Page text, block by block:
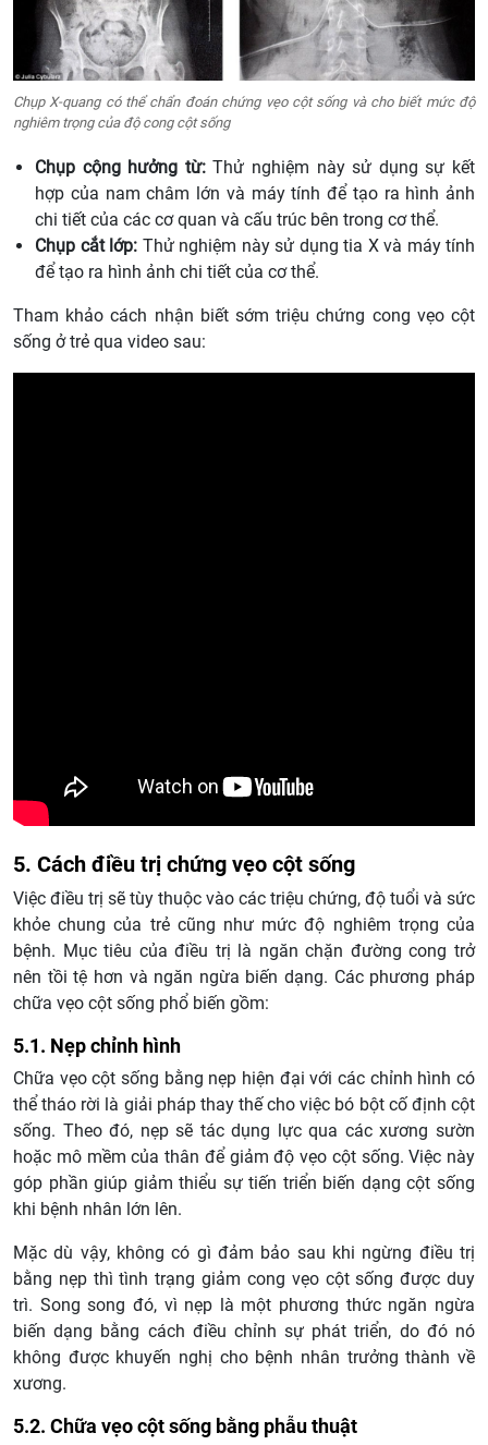
Chụp X-quang có thể chẩn đoán chứng vẹo cột sống và cho biết mức độ
nghiêm trọng của độ cong cột sống
Chụp cộng hưởng từ:Thử nghiệm này sử dụng sự kết
hợp của nam châm lớn và máy tính để tạo ra hình ảnh
chi tiết của các cơ quan và cấu trúc bên trong cơ thể.
Chụp cắt lớp: Thử nghiệm này sử dụng tia X và máy tính
để tạo ra hình ảnh chi tiết của cơ thể.
Tham khảo cách nhận biết sớm triệu chứng cong vẹo cột
sống ở trẻ qua video sau:
5. Cách điều trị chứng vẹo cột sống
Việc điều trị sẽ tùy thuộc vào các triệu chứng, độ tuổi và sức
khỏe chung của trẻ cũng như mức độ nghiêm trọng của
bệnh. Mục tiêu của điều trị là ngăn chặn đường cong trở
nên tồi tệ hơn và ngăn ngừa biến dạng. Các phương pháp
chữa vẹo cột sống phổ biến gồm:
5.1. Nẹp chỉnh hình
Chữa vẹo cột sống bằng nẹp hiện đại với các chỉnh hình có
thể tháo rời là giải pháp thay thế cho việc bó bột cố định cột
sống. Theo đó, nẹp sẽ tác dụng lực qua các xương sườn
hoặc mô mềm của thân để giảm độ vẹo cột sống. Việc này
góp phần giúp giảm thiểu sự tiến triển biến dạng cột sống
khi bệnh nhân lớn lên.
Mặc dù vậy, không có gì đảm bảo sau khi ngừng điều trị
bằng nẹp thì tình trạng giảm cong vẹo cột sống được duy
trì. Song song đó, vì nẹp là một phương thức ngăn ngừa
biến dạng bằng cách điều chỉnh sự phát triển, do đó nó
không được khuyến nghị cho bệnh nhân trưởng thành về
xương.
5.2. Chữa vẹo cột sống bằng phẫu thuật